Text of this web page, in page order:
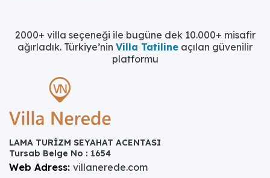
2000+ villa seçeneği ile bugüne dek 10.000+ misafir
ağırladık. Türkiye’nin Villa Tatiline açılan güvenilir
platformu
LAMA TURİZM SEYAHAT ACENTASI
Tursab Belge No : 1654
Web Adress: villanerede.com